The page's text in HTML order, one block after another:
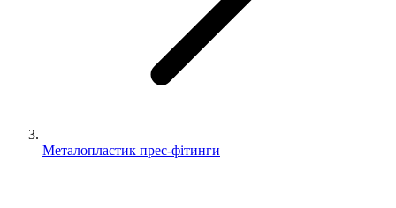
Металопластик прес-фітинги